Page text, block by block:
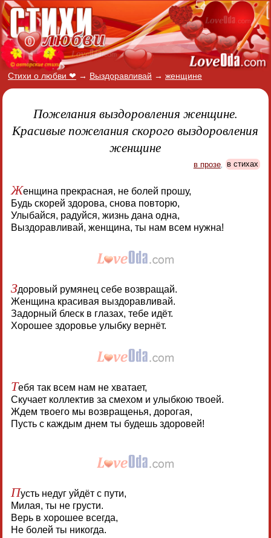
Стихи о любви ❤ → Выздоравливай → женщине
Пожелания выздоровления женщине.
Красивые пожелания скорого выздоровления
женщине
в прозе, в стихах
Женщина прекрасная, не болей прошу,
Будь скорей здорова, снова повторю,
Улыбайся, радуйся, жизнь дана одна,
Выздоравливай, женщина, ты нам всем нужна!
Здоровый румянец себе возвращай.
Женщина красивая выздоравливай.
Задорный блеск в глазах, тебе идёт.
Хорошее здоровье улыбку вернёт.
Тебя так всем нам не хватает,
Скучает коллектив за смехом и улыбкою твоей.
Ждем твоего мы возвращенья, дорогая,
Пусть с каждым днем ты будешь здоровей!
Пусть недуг уйдёт с пути,
Милая, ты не грусти.
Верь в хорошее всегда,
Не болей ты никогда.